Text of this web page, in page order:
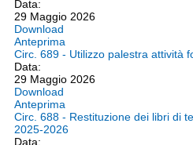
Data:
29 Maggio 2026
Download
Anteprima
Circ. 689 - Utilizzo palestra attività
Data:
29 Maggio 2026
Download
Anteprima
Circ. 688 - Restituzione dei libri di
2025-2026
Data: